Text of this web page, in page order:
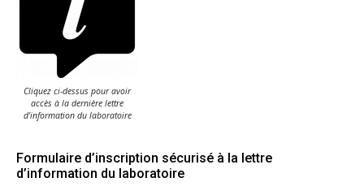
Cliquez ci-dessus pour avoir
accès à la dernière lettre
d'information du laboratoire
Formulaire d’inscription sécurisé à la lettre
d’information du laboratoire